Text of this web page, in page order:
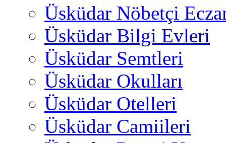
Üsküdar Nöbetçi
Üsküdar Bilgi Evleri
Üsküdar Semtleri
Üsküdar Okulları
Üsküdar Otelleri
Üsküdar Camiileri